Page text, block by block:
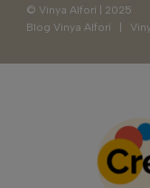
© Vinya Alforí | 2025
Blog Vinya Alforí